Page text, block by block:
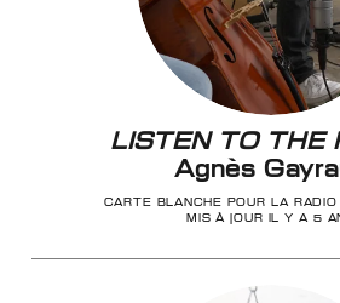
LISTEN TO THE
Agnès
CARTE BLANCHE POUR LA
MIS À JOUR IL Y A 5